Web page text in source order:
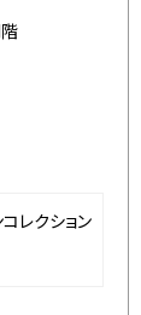
レクション